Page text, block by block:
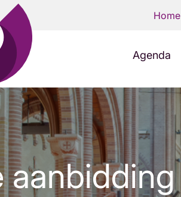
Home
Agenda
aanbidding